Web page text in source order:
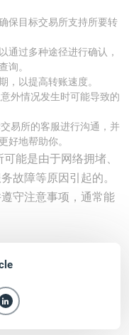
保目标交易所支持所要转
通过多种途径进行确认，
询。
，以提高转账速度。
外情况发生时可能导致的
易所的客服进行沟通，并
好地帮助你。
能是由于网络拥堵、
故障等原因引起的。
守注意事项，通常能